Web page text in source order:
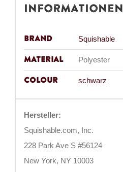
Informationen
Brand Squishable
Material Polyester
Colour schwarz
Hersteller:
Squishable.com, Inc.
228 Park Ave S #56124
New York, NY 10003